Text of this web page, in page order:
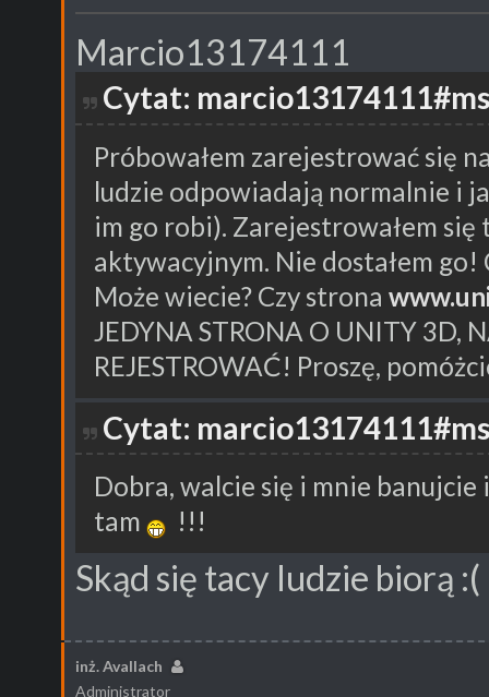
Marcio13174111
Cytat:
Próbowałem zarejestrować się
ludzie odpowiadają normalnie i
im go robi). Zarejestrowałem się
aktywacyjnym. Nie dostałem go!
Może wiecie? Czy strona
JEDYNA STRONA O UNITY 3D,
REJESTROWAĆ! Proszę,
Cytat:
Dobra, walcie się i mnie banujcie
tam
!!!
Skąd się tacy ludzie biorą :(
inż. Avallach
Administrator